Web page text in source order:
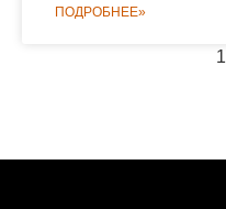
ПОДРОБНЕЕ»
1